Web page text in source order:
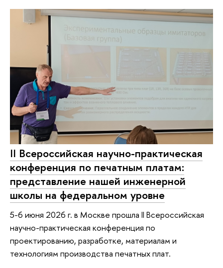
II Всероссийская научно-практическая
конференция по печатным платам:
представление нашей инженерной
школы на федеральном уровне
5-6 июня 2026 г. в Москве прошла II Bсероссийская
научно-практическая конференция по
проектированию, разработке, материалам и
технологиям производства печатных плат.